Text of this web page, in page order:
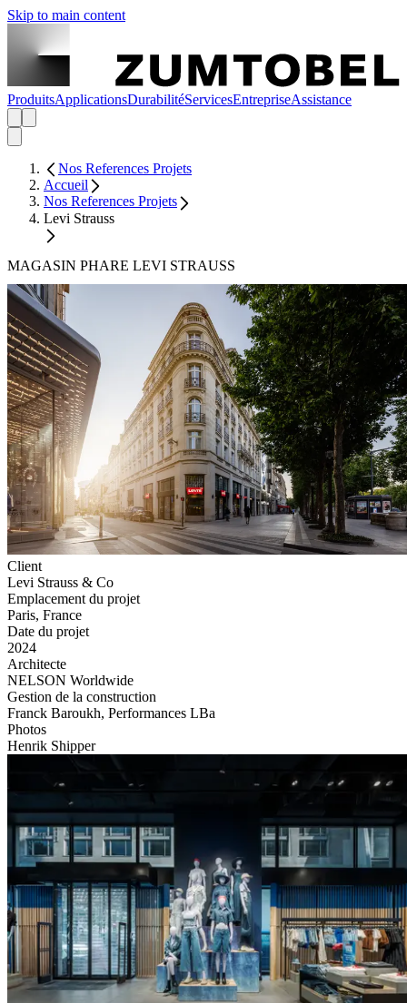
Skip to main content
ProduitsApplicationsDurabilitéServicesEntrepriseAssistance
Nos References Projets
Accueil
Nos References Projets
Levi Strauss
MAGASIN PHARE LEVI STRAUSS
Client
Levi Strauss & Co
Emplacement du projet
Paris, France
Date du projet
2024
Architecte
NELSON Worldwide
Gestion de la construction
Franck Baroukh, Performances LBa
Photos
Henrik Shipper